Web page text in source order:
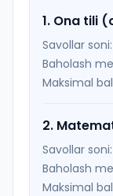
1. Ona tili
Savollar soni:
Baholash
Maksimal
2.
Savollar soni:
Baholash
Maksimal